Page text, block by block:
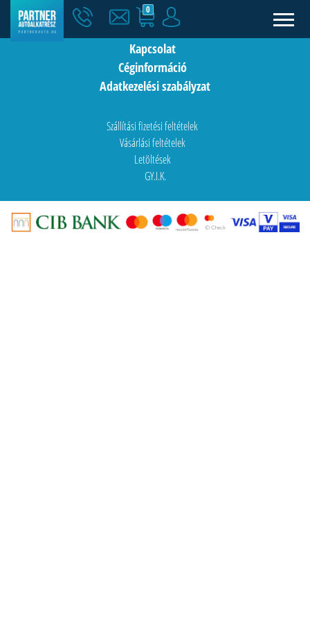
0
Hírek
Kapcsolat
Céginformáció
Adatkezelési szabályzat
Szállítási fizetési feltételek
Vásárlási feltételek
Letöltések
GY.I.K.